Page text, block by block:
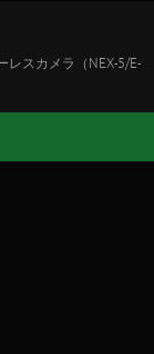
レスカメラ（NEX-5/E-